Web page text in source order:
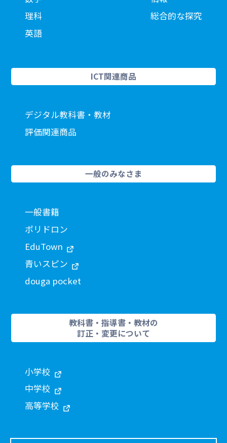
理科
英語
総合的な探究
ICT関連商品
デジタル教科書・教材
評価関連商品
一般のみなさま
一般書籍
ポリドロン
EduTown
青いスピン
douga pocket
教科書・指導書・教材の
訂正・変更について
小学校
中学校
高等学校